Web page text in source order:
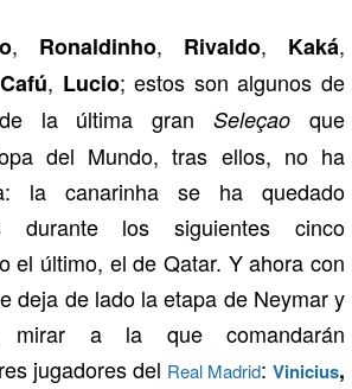
, Ronaldinho, Rivaldo, Kaká,
Cafú, Lucio; estos son algunos de
de la última granSeleçao que
del Mundo, tras ellos, no ha
la canarinha se ha quedado
durante los siguientes cinco
el último, el de Qatar. Y ahora con
deja de lado la etapa de Neymar y
mirar a la que comandarán
jugadores del Real Madrid: Vinicius,